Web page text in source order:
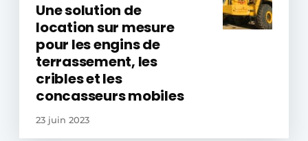
Une solution de
location sur mesure
pour les engins de
terrassement, les
cribles et les
concasseurs mobiles
23 juin 2023